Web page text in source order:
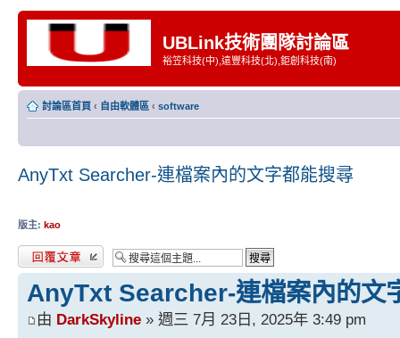
UBLink技術團隊討論區
裕笠科技(中),遠豐科技(北),鉅創科技(南)
討論區首頁 ‹ 自由軟體區 ‹ software
AnyTxt Searcher-連檔案內的文字都能搜尋
版主: kao
發表回覆
AnyTxt Searcher-連檔案內的文
由 DarkSkyline » 週三 7月 23日, 2025年 3:49 pm